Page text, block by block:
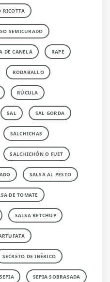
RICOTTA
SEMICURADO
DE CANELA RAPE
RODABALLO
RÚCULA
SAL SAL GORDA
SALCHICHAS
SALCHICHÓN O FUET
SALSA AL PESTO
DE TOMATE
SALSA KETCHUP
SECRETO DE IBÉRICO
SEPIA SEPIA SOBRASADA